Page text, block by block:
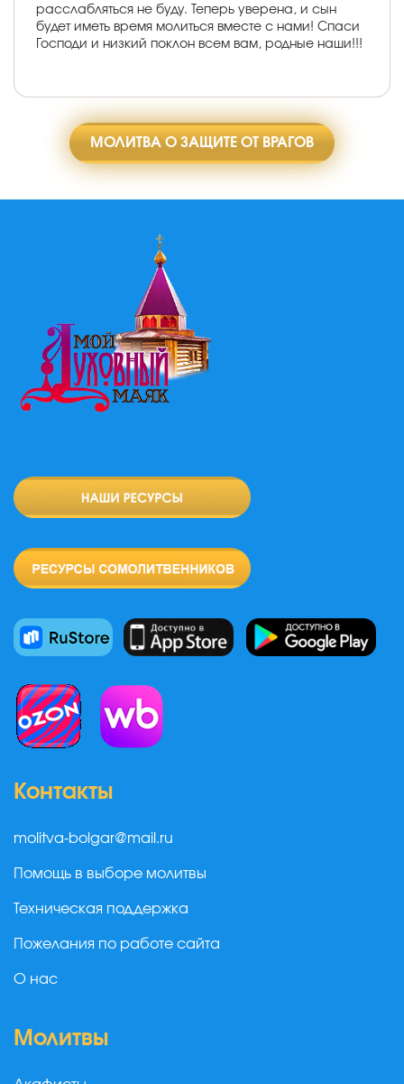
расслабляться не буду. Теперь уверена, и сын
будет иметь время молиться вместе с нами! Спаси
Господи и низкий поклон всем вам, родные наши!!!
МОЛИТВА О ЗАЩИТЕ ОТ ВРАГОВ
Контакты
molitva-bolgar@mail.ru
Помощь в выборе молитвы
Техническая поддержка
Пожелания по работе сайта
О нас
Молитвы